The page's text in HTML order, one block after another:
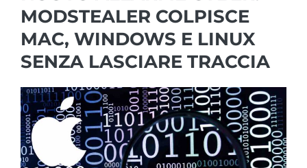
MODSTEALER COLPISCE
MAC, WINDOWS E LINUX
SENZA LASCIARE TRACCIA